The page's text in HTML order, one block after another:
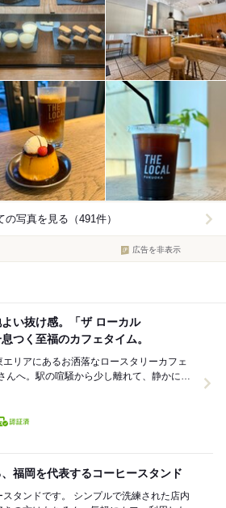
の写真を見る（491件）
広告を非表示
よい抜け感。「ザ ローカル
つく至福のカフェタイム。
リアにあるお洒落なロースタリーカフェ
んへ。駅の喧騒から少し離れて、静かにリ
福岡を代表するコーヒースタンド
プルで洗練された店内